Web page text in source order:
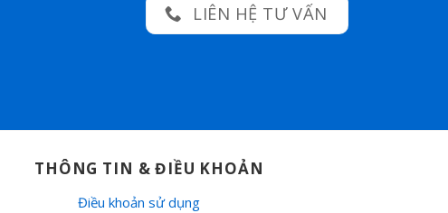
LIÊN HỆ TƯ VẤN
THÔNG TIN & ĐIỀU KHOẢN
Điều khoản sử dụng